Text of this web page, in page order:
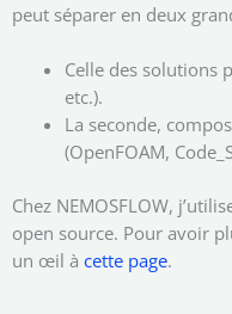
peut séparer en deux
Celle des solutions
etc.).
La seconde,
(OpenFOAM,
Chez NEMOSFLOW,
open source. Pour avoir
un œil à cette page.